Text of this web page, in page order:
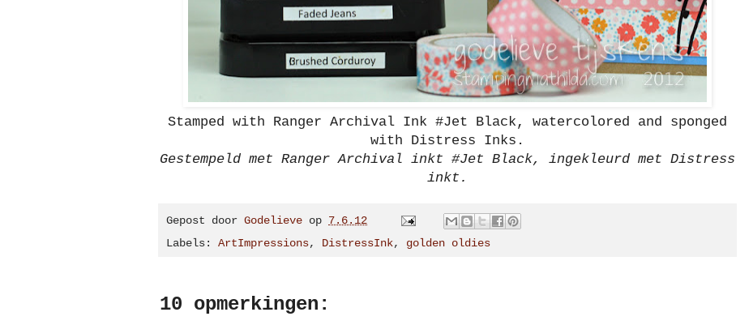
Stamped with Ranger Archival Ink #Jet Black, watercolored and sponged
with Distress Inks.
Gestempeld met Ranger Archival inkt #Jet Black, ingekleurd met Distress
inkt.
Gepost door Godelieve op 7.6.12
Labels: ArtImpressions, DistressInk, golden oldies
10 opmerkingen: